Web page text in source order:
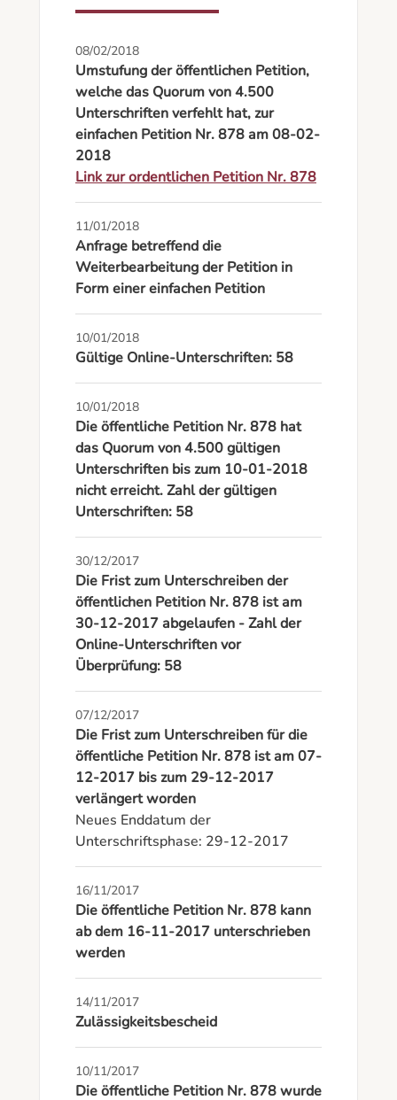
08/02/2018
Umstufung der öffentlichen Petition,
welche das Quorum von 4.500
Unterschriften verfehlt hat, zur
einfachen Petition Nr. 878 am 08-02-
2018
Link zur ordentlichen Petition Nr. 878
11/01/2018
Anfrage betreffend die
Weiterbearbeitung der Petition in
Form einer einfachen Petition
10/01/2018
Gültige Online-Unterschriften: 58
10/01/2018
Die öffentliche Petition Nr. 878 hat
das Quorum von 4.500 gültigen
Unterschriften bis zum 10-01-2018
nicht erreicht. Zahl der gültigen
Unterschriften: 58
30/12/2017
Die Frist zum Unterschreiben der
öffentlichen Petition Nr. 878 ist am
30-12-2017 abgelaufen - Zahl der
Online-Unterschriften vor
Überprüfung: 58
07/12/2017
Die Frist zum Unterschreiben für die
öffentliche Petition Nr. 878 ist am 07-
12-2017 bis zum 29-12-2017
verlängert worden
Neues Enddatum der
Unterschriftsphase: 29-12-2017
16/11/2017
Die öffentliche Petition Nr. 878 kann
ab dem 16-11-2017 unterschrieben
werden
14/11/2017
Zulässigkeitsbescheid
10/11/2017
Die öffentliche Petition Nr. 878 wurde